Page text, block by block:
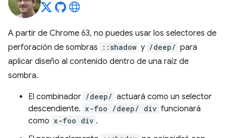
A partir de Chrome 63, no puedes usar los selectores de
perforación de sombras
::shadow y /deep/ para
aplicar diseño al contenido dentro de una raíz de
sombra.
El combinador /deep/ actuará como un selector
descendiente. x-foo /deep/ div funcionará
como x-foo div .